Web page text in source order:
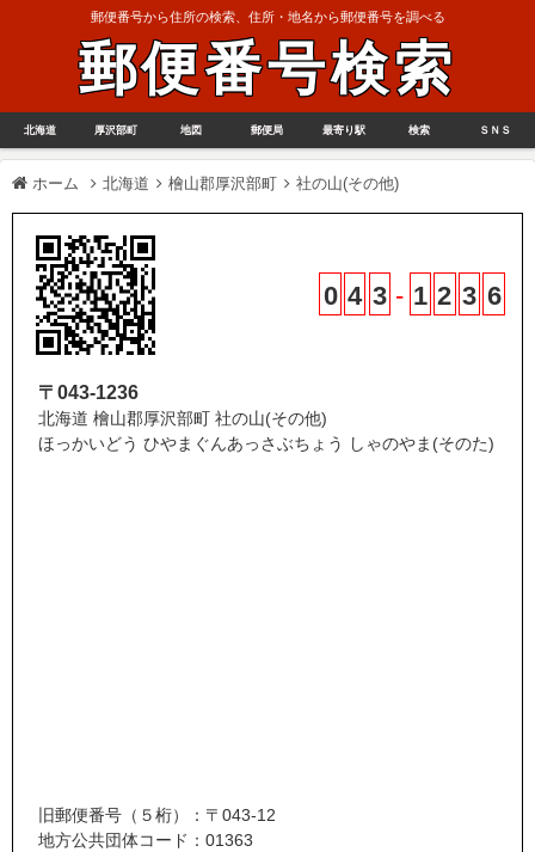
郵便番号から住所の検索、住所・地名から郵便番号を調べる
郵便番号検索
北海道 厚沢部町 地図 郵便局 最寄り駅 検索 ＳＮＳ
ホーム 北海道 檜山郡厚沢部町 社の山(その他)
0 4 3 - 1 2 3 6
〒043-1236
北海道 檜山郡厚沢部町 社の山(その他)
ほっかいどう ひやまぐんあっさぶちょう しゃのやま(そのた)
旧郵便番号（５桁）：〒043-12
地方公共団体コード：01363